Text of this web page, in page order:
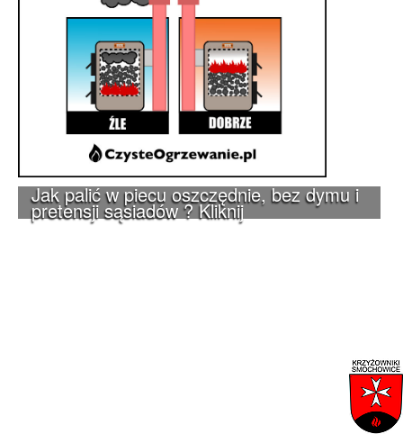
Jak palić w piecu oszczędnie, bez dymu i
pretensji sąsiadów ? Kliknij